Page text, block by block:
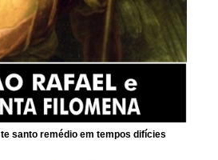
santo remédio em tempos difícies